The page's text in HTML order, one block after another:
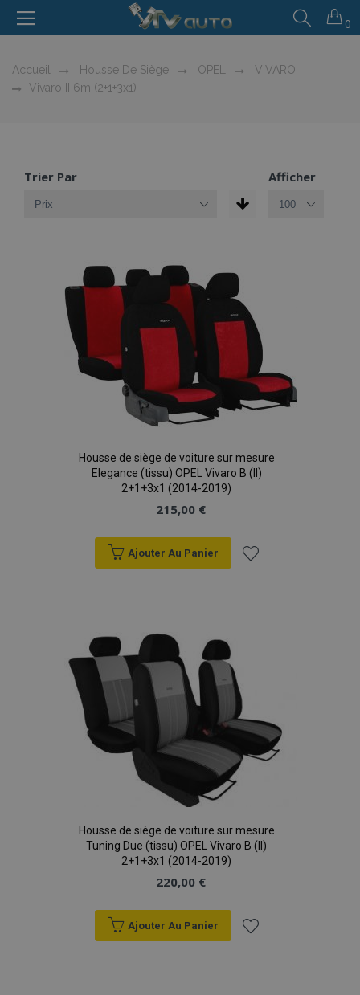
0
Accueil Housse De Siège OPEL
VIVARO
Vivaro II 6m (2+1+3x1)
Trier Par Afficher
Housse de siège de voiture sur mesure
Elegance (tissu) OPEL Vivaro B (II)
2+1+3x1 (2014-2019)
215,00 €
Ajouter Au Panier
d'achats
Housse de siège de voiture sur mesure
Tuning Due (tissu) OPEL Vivaro B (II)
2+1+3x1 (2014-2019)
220,00 €
Ajouter Au Panier